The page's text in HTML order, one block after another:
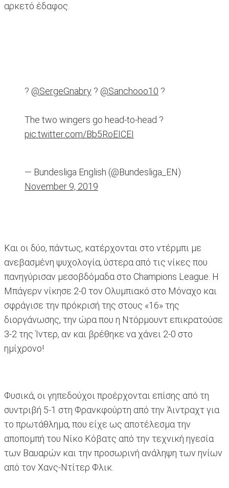
αρκετό έδαφος.
? @SergeGnabry ? @Sanchooo10 ?
The two wingers go head-to-head ?
pic.twitter.com/Bb5RoEICEI
— Bundesliga English (@Bundesliga_EN)
November 9, 2019
Και οι δύο, πάντως, κατέρχονται στο ντέρμπι με
ανεβασμένη ψυχολογία, ύστερα από τις νίκες που
πανηγύρισαν μεσοβδόμαδα στο Champions League. Η
Μπάγερν νίκησε 2-0 τον Ολυμπιακό στο Μόναχο και
σφράγισε την πρόκρισή της στους «16» της
διοργάνωσης, την ώρα που η Ντόρμουντ επικρατούσε
3-2 της Ίντερ, αν και βρέθηκε να χάνει 2-0 στο
ημίχρονο!
Φυσικά, οι γηπεδούχοι προέρχονται επίσης από τη
συντριβή 5-1 στη Φρανκφούρτη από την Άιντραχτ για
το πρωτάθλημα, που είχε ως αποτέλεσμα την
αποπομπή του Νίκο Κόβατς από την τεχνική ηγεσία
των Βαυαρών και την προσωρινή ανάληψη των ηνίων
από τον Χανς-Ντίτερ Φλικ.